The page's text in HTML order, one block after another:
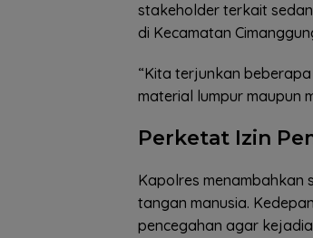
stakeholder terkait
di Kecamatan
“Kita terjunkan
material lumpur maupun
Perketat Izin
Kapolres menambahkan
tangan manusia.
pencegahan agar